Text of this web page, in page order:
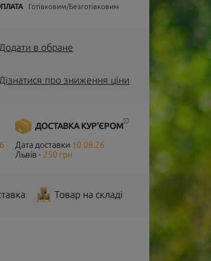
Готівковим/Безготівковим
Додати в обране
Дізнатися про зниження ціни
ДОСТАВКА КУР'ЄРОМ
Дата доставки 10.08.26
Львів - 250 грн
Товар на складі